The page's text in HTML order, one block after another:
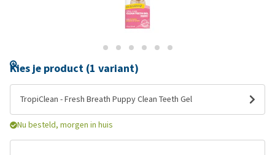
Kies je product (1 variant)
TropiClean - Fresh Breath Puppy Clean Teeth Gel
Nu besteld, morgen in huis